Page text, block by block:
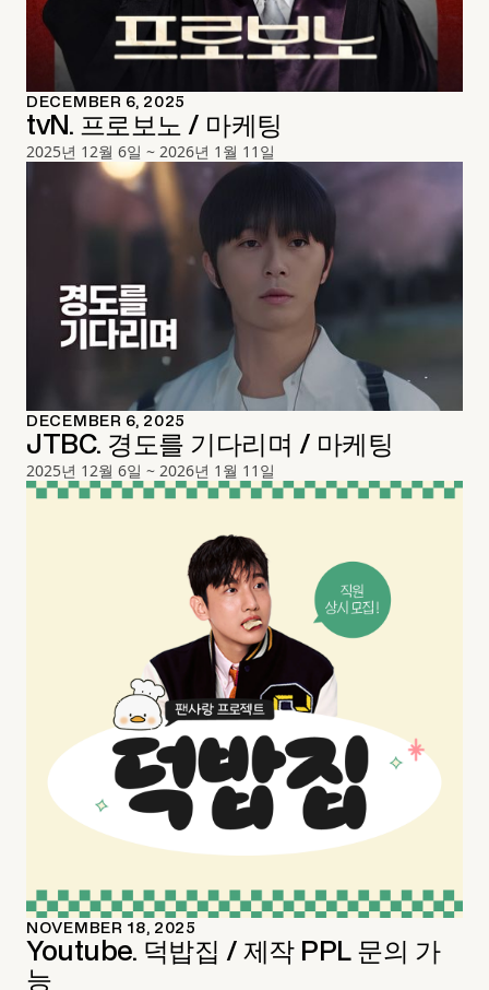
DECEMBER 6, 2025
tvN. 프로보노 / 마케팅
2025년 12월 6일 ~ 2026년 1월 11일
DECEMBER 6, 2025
JTBC. 경도를 기다리며 / 마케팅
2025년 12월 6일 ~ 2026년 1월 11일
NOVEMBER 18, 2025
Youtube. 덕밥집 / 제작 PPL 문의 가
능